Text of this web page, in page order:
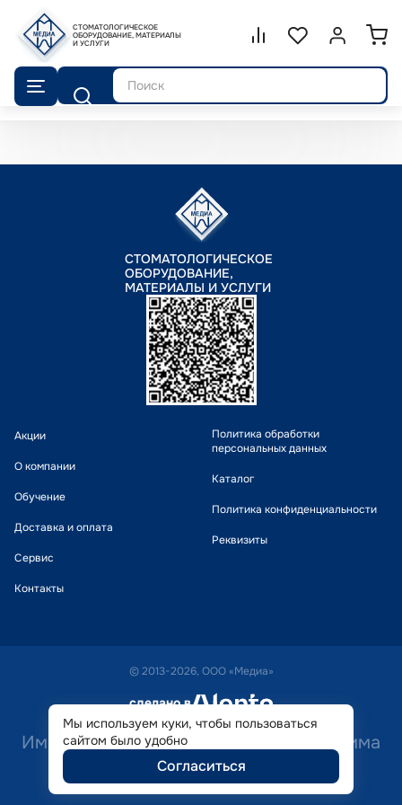
СТОМАТОЛОГИЧЕСКОЕ
ОБОРУДОВАНИЕ, МАТЕРИАЛЫ
И УСЛУГИ
Сравнение.
СписокВойти или
Поиск
СТОМАТОЛОГИЧЕСКОЕ
ОБОРУДОВАНИЕ,
МАТЕРИАЛЫ И УСЛУГИ
Акции
О компании
Обучение
Доставка и оплата
Сервис
Контакты
Политика обработки
персональных данных
Каталог
Политика конфиденциальности
Реквизиты
© 2013-2026, ООО «Медиа»
сделано в alente
Имеются противопоказания. Необходима
консультация специалиста.
Мы используем куки, чтобы пользоваться
сайтом было удобно
Согласиться